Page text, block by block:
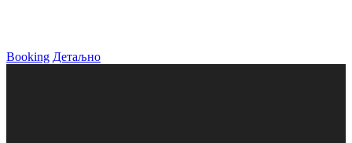
Booking Детаљно